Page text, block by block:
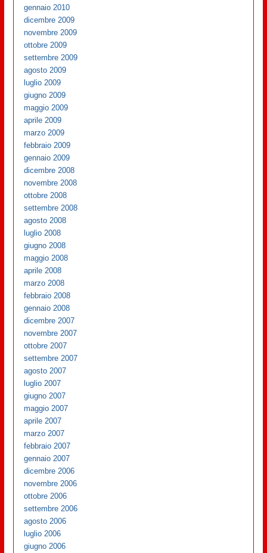
gennaio 2010
dicembre 2009
novembre 2009
ottobre 2009
settembre 2009
agosto 2009
luglio 2009
giugno 2009
maggio 2009
aprile 2009
marzo 2009
febbraio 2009
gennaio 2009
dicembre 2008
novembre 2008
ottobre 2008
settembre 2008
agosto 2008
luglio 2008
giugno 2008
maggio 2008
aprile 2008
marzo 2008
febbraio 2008
gennaio 2008
dicembre 2007
novembre 2007
ottobre 2007
settembre 2007
agosto 2007
luglio 2007
giugno 2007
maggio 2007
aprile 2007
marzo 2007
febbraio 2007
gennaio 2007
dicembre 2006
novembre 2006
ottobre 2006
settembre 2006
agosto 2006
luglio 2006
giugno 2006